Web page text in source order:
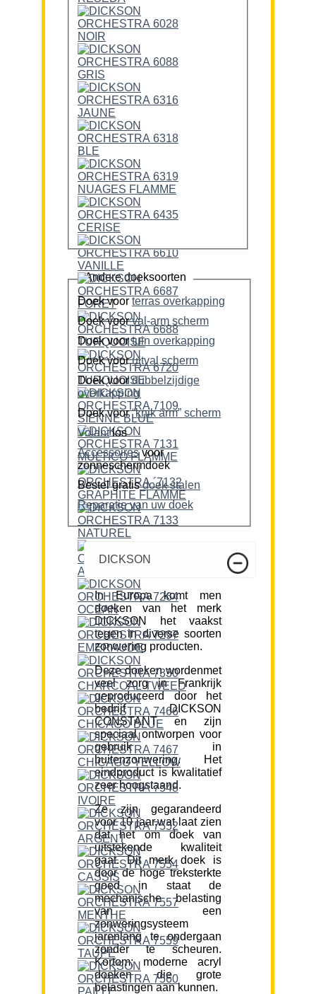
Andere doeksoorten
Doek voor terras overkapping
Doek voor
val-arm scherm
Doek voor
tuin overkapping
Doek voor
uitval scherm
Doek voordubbelzijdige
overkapping
Doek voor
“knik arm” scherm
Volantlos
Accessoiresvoor
zonneschermdoek
Bestel gratis doek stalen
Reparatie van uw doek
DICKSON
In Europa komt men
doeken van het merk
DICKSON het vaakst
tegen in diverse soorten
zonwering producten.
Deze doeken wordenmet
veel zorg in Frankrijk
geproduceerd door het
bedrijf DICKSON
CONSTANT en zijn
speciaal ontworpen voor
gebruik in
buitenzonwering. Het
eindproduct is kwalitatief
zeer hoogstaand.
Ze zijn gegarandeerd
voor 10 jaar,wat laat zien
dat het om doek van
uitstekende kwaliteit
gaat. Dit merk doek is
door de hoge treksterkte
goed in staat de
mechanische belasting
van een
zonweringsysteem
jarenlang te ondergaan
zonder te scheuren.
Kortom; moderne acryl
doeken die grote
belastingen aan kunnen.